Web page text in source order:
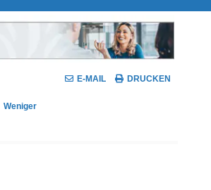
E-MAIL DRUCKEN
Weniger